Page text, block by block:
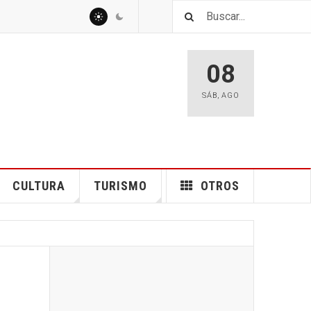
08
SÁB, AGO
CULTURA TURISMO OTROS